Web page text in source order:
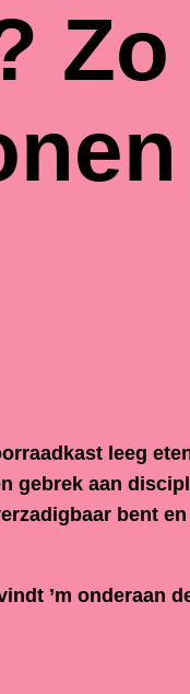
Zo
leeg
gebrek aan
bent
’m onderaan